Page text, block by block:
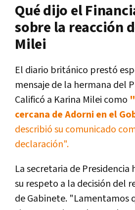
Qué dijo el
sobre la reacción
Milei
El diario británico prestó
mensaje de la hermana del
Calificó a Karina Milei como
cercana de Adorni en el
describió su comunicado
declaración".
La secretaria de Presidencia
su respeto a la decisión del
de Gabinete. "Lamentamos